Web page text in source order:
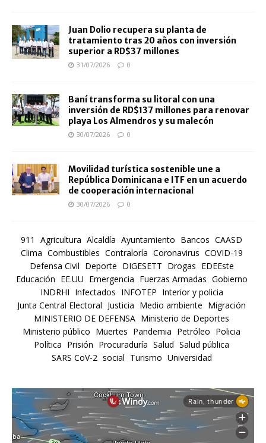
Juan Dolio recupera su planta de
tratamiento tras 20 años con inversión
superior a RD$37 millones
31/07/2026 0
Baní transforma su litoral con una
inversión de RD$137 millones para renovar
playa Los Almendros y su malecón
30/07/2026 0
Movilidad turística sostenible une a
República Dominicana e ITF en un acuerdo
de cooperación internacional
30/07/2026 0
911 Agricultura Alcaldía Ayuntamiento Bancos CAASD
Clima Combustibles Contraloría Coronavirus COVID-19
Defensa Civil Deporte DIGESETT Drogas EDEEste
Educación EE.UU Emergencia Fuerzas Armadas Gobierno
INDRHI Infectados INFOTEP Interior y policia
Junta Central Electoral Justicia Medio ambiente Migración
MINISTERIO DE DEFENSA Ministerio de Deportes
Ministerio público Muertes Pandemia Petróleo Policia
Política Prisión Procuraduría Salud Salud pública
SARS CoV-2 social Turismo Universidad